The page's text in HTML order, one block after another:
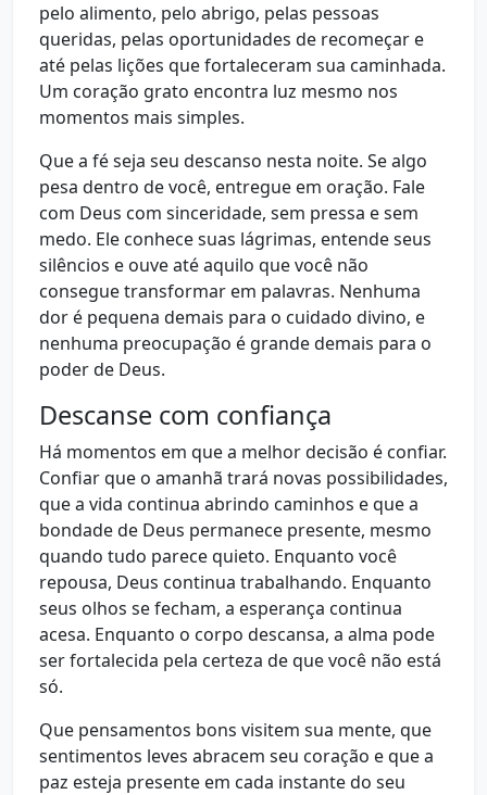
pelo alimento, pelo abrigo, pelas pessoas
queridas, pelas oportunidades de recomeçar e
até pelas lições que fortaleceram sua caminhada.
Um coração grato encontra luz mesmo nos
momentos mais simples.
Que a fé seja seu descanso nesta noite. Se algo
pesa dentro de você, entregue em oração. Fale
com Deus com sinceridade, sem pressa e sem
medo. Ele conhece suas lágrimas, entende seus
silêncios e ouve até aquilo que você não
consegue transformar em palavras. Nenhuma
dor é pequena demais para o cuidado divino, e
nenhuma preocupação é grande demais para o
poder de Deus.
Descanse com confiança
Há momentos em que a melhor decisão é confiar.
Confiar que o amanhã trará novas possibilidades,
que a vida continua abrindo caminhos e que a
bondade de Deus permanece presente, mesmo
quando tudo parece quieto. Enquanto você
repousa, Deus continua trabalhando. Enquanto
seus olhos se fecham, a esperança continua
acesa. Enquanto o corpo descansa, a alma pode
ser fortalecida pela certeza de que você não está
só.
Que pensamentos bons visitem sua mente, que
sentimentos leves abracem seu coração e que a
paz esteja presente em cada instante do seu